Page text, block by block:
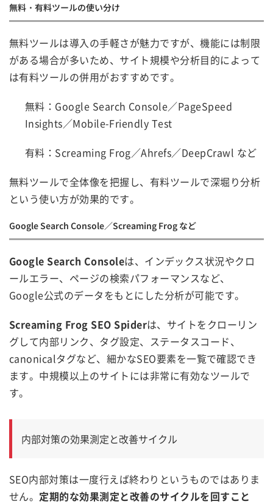
無料・有料ツールの使い分け
無料ツールは導入の手軽さが魅力ですが、機能には制限
がある場合が多いため、サイト規模や分析目的によって
は有料ツールの併用がおすすめです。
無料：Google Search Console／PageSpeed
Insights／Mobile-Friendly Test
有料：Screaming Frog／Ahrefs／DeepCrawl など
無料ツールで全体像を把握し、有料ツールで深堀り分析
という使い方が効果的です。
Google Search Console／Screaming Frog など
Google Search Consoleは、インデックス状況やクロ
ールエラー、ページの検索パフォーマンスなど、
Google公式のデータをもとにした分析が可能です。
Screaming Frog SEO Spiderは、サイトをクローリン
グして内部リンク、タグ設定、ステータスコード、
canonicalタグなど、細かなSEO要素を一覧で確認でき
ます。中規模以上のサイトには非常に有効なツールで
す。
内部対策の効果測定と改善サイクル
SEO内部対策は一度行えば終わりというものではありま
せん。 定期的な効果測定と改善のサイクルを回すこと